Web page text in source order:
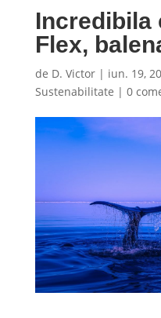
Incredibila
Flex,
de D. Victor| iun. 19,
Sustenabilitate | 0